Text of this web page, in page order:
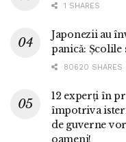
1 SHARES
Japonezii au
panică: Școlile
80620 SHARES
12 experți în
împotriva
de guverne
oameni!